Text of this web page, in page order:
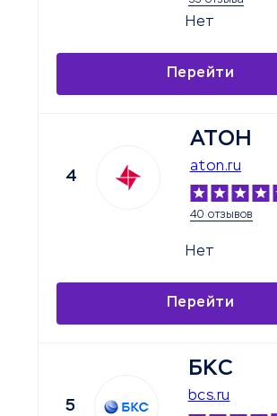
Нет
Перейти
4
АТОН
aton.ru
40 отзывов
Нет
Перейти
5
БКС
bcs.ru